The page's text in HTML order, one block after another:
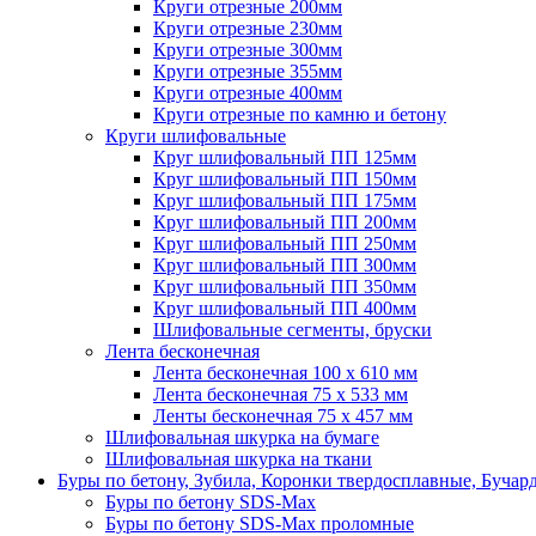
Круги отрезные 200мм
Круги отрезные 230мм
Круги отрезные 300мм
Круги отрезные 355мм
Круги отрезные 400мм
Круги отрезные по камню и бетону
Круги шлифовальные
Круг шлифовальный ПП 125мм
Круг шлифовальный ПП 150мм
Круг шлифовальный ПП 175мм
Круг шлифовальный ПП 200мм
Круг шлифовальный ПП 250мм
Круг шлифовальный ПП 300мм
Круг шлифовальный ПП 350мм
Круг шлифовальный ПП 400мм
Шлифовальные сегменты, бруски
Лента бесконечная
Лента бесконечная 100 х 610 мм
Лента бесконечная 75 х 533 мм
Ленты бесконечная 75 х 457 мм
Шлифовальная шкурка на бумаге
Шлифовальная шкурка на ткани
Буры по бетону, Зубила, Коронки твердосплавные,
Буры по бетону SDS-Max
Буры по бетону SDS-Max проломные